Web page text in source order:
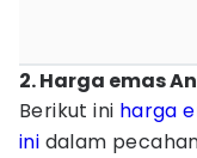
2. Harga emas
Berikut ini harga
ini dalam